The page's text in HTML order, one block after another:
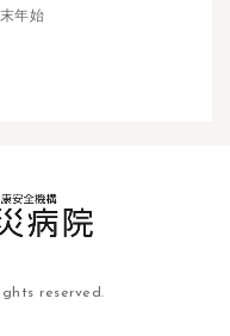
年始
reserved.